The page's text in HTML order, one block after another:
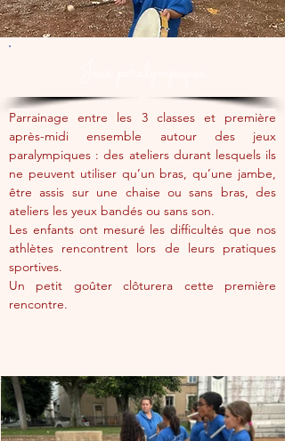
Parrainage entre les 3 classes et première
après-midi ensemble autour des jeux
paralympiques : des ateliers durant lesquels ils
ne peuvent utiliser qu’un bras, qu’une jambe,
être assis sur une chaise ou sans bras, des
ateliers les yeux bandés ou sans son.
Les enfants ont mesuré les difficultés que nos
athlètes rencontrent lors de leurs pratiques
sportives.
Un petit goûter clôturera cette première
rencontre.